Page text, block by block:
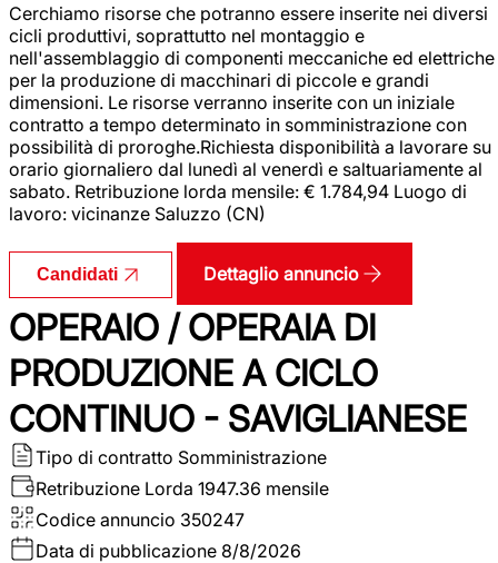
Cerchiamo risorse che potranno essere inserite nei diversi
cicli produttivi, soprattutto nel montaggio e
nell'assemblaggio di componenti meccaniche ed elettriche
per la produzione di macchinari di piccole e grandi
dimensioni. Le risorse verranno inserite con un iniziale
contratto a tempo determinato in somministrazione con
possibilità di proroghe.Richiesta disponibilità a lavorare su
orario giornaliero dal lunedì al venerdì e saltuariamente al
sabato. Retribuzione lorda mensile: € 1.784,94 Luogo di
lavoro: vicinanze Saluzzo (CN)
Candidati Dettaglio annuncio
OPERAIO / OPERAIA DI
PRODUZIONE A CICLO
CONTINUO - SAVIGLIANESE
Tipo di contratto Somministrazione
Retribuzione Lorda 1947.36 mensile
Codice annuncio 350247
Data di pubblicazione 8/8/2026